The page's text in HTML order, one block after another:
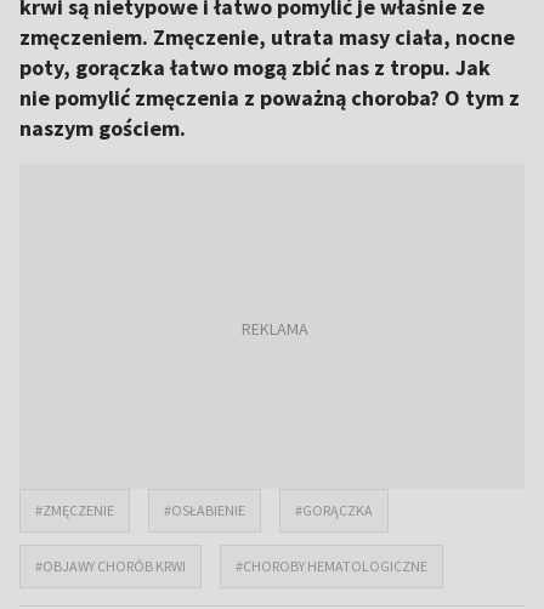
krwi są nietypowe i łatwo pomylić je właśnie ze
zmęczeniem. Zmęczenie, utrata masy ciała, nocne
poty, gorączka łatwo mogą zbić nas z tropu. Jak
nie pomylić zmęczenia z poważną choroba? O tym z
naszym gościem.
#ZMĘCZENIE #OSŁABIENIE #GORĄCZKA
#OBJAWY CHORÓB KRWI #CHOROBY HEMATOLOGICZNE